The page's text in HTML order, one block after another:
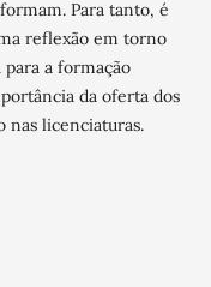
Para tanto, é
reflexão em torno
a formação
da oferta dos
nas licenciaturas.